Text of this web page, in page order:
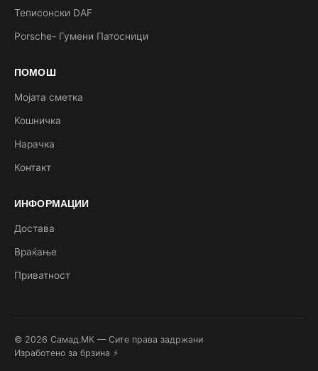
Теписонски DAF
Porsche- Гумени Патосници
ПОМОШ
Мојата сметка
Кошничка
Нарачка
Контакт
ИНФОРМАЦИИ
Достава
Враќање
Приватност
© 2026 Самад.МК — Сите права задржани
Изработено за брзина ⚡